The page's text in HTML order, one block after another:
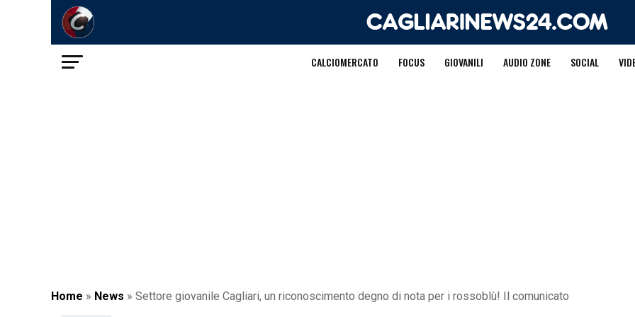
CALCIOMERCATO FOCUS GIOVANILI AUDIO ZONE SOCIAL
Home » News » Settore giovanile Cagliari, un riconoscimento degno di nota per i rossoblù! Il comunicato